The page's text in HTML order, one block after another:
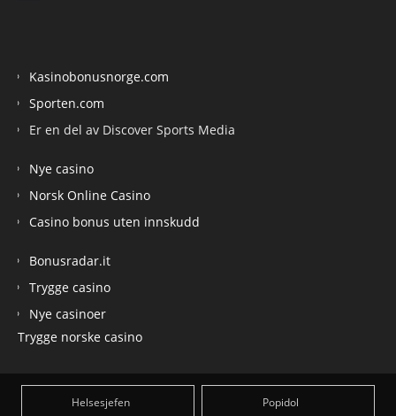
Kasinobonusnorge.com
Sporten.com
Er en del av Discover Sports Media
Nye casino
Norsk Online Casino
Casino bonus uten innskudd
Bonusradar.it
Trygge casino
Nye casinoer
Trygge norske casino
Helsesjefen Popidol